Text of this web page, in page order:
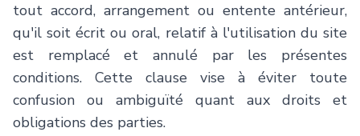
tout accord, arrangement ou entente antérieur,
qu'il soit écrit ou oral, relatif à l'utilisation du site
est remplacé et annulé par les présentes
conditions. Cette clause vise à éviter toute
confusion ou ambiguïté quant aux droits et
obligations des parties.